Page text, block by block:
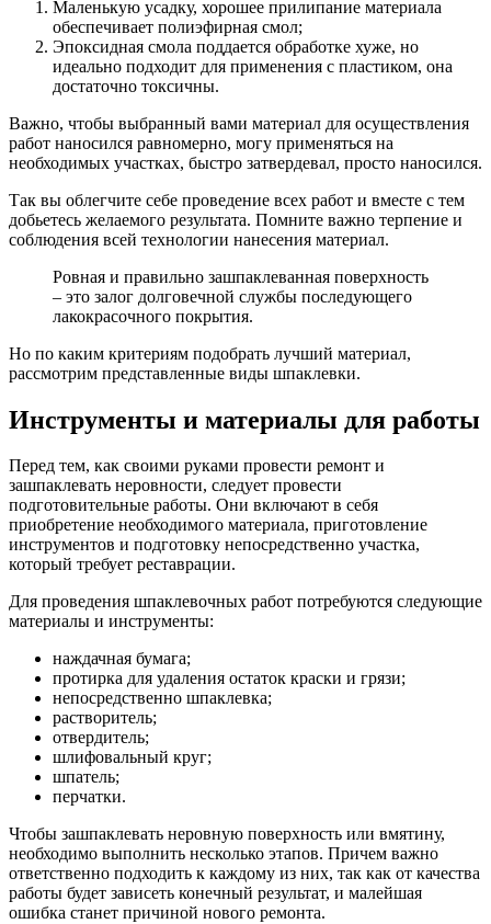
Маленькую усадку, хорошее прилипание материала
обеспечивает полиэфирная смол;
Эпоксидная смола поддается обработке хуже, но
идеально подходит для применения с пластиком, она
достаточно токсичны.
Важно, чтобы выбранный вами материал для осуществления
работ наносился равномерно, могу применяться на
необходимых участках, быстро затвердевал, просто наносился.
Так вы облегчите себе проведение всех работ и вместе с тем
добьетесь желаемого результата. Помните важно терпение и
соблюдения всей технологии нанесения материал.
Ровная и правильно зашпаклеванная поверхность
– это залог долговечной службы последующего
лакокрасочного покрытия.
Но по каким критериям подобрать лучший материал,
рассмотрим представленные виды шпаклевки.
Инструменты и материалы для работы
Перед тем, как своими руками провести ремонт и
зашпаклевать неровности, следует провести
подготовительные работы. Они включают в себя
приобретение необходимого материала, приготовление
инструментов и подготовку непосредственно участка,
который требует реставрации.
Для проведения шпаклевочных работ потребуются следующие
материалы и инструменты:
наждачная бумага;
протирка для удаления остаток краски и грязи;
непосредственно шпаклевка;
растворитель;
отвердитель;
шлифовальный круг;
шпатель;
перчатки.
Чтобы зашпаклевать неровную поверхность или вмятину,
необходимо выполнить несколько этапов. Причем важно
ответственно подходить к каждому из них, так как от качества
работы будет зависеть конечный результат, и малейшая
ошибка станет причиной нового ремонта.